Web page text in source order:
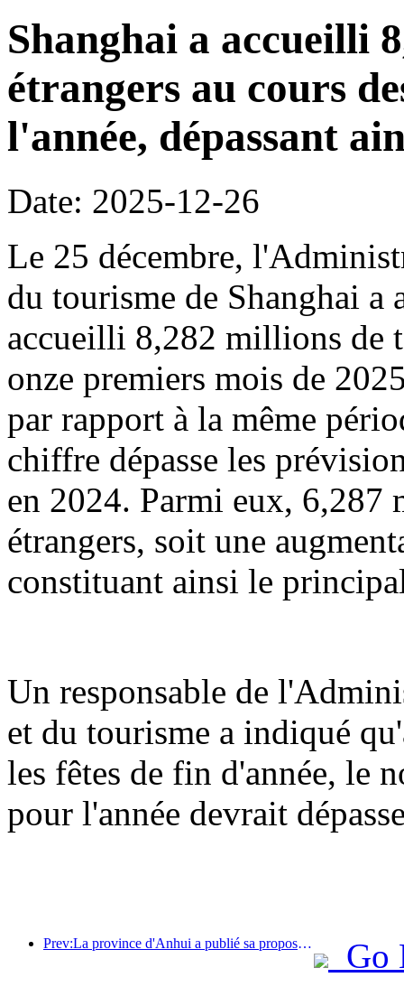
Shanghai a accueilli
étrangers au cours
l'année, dépassant
Date: 2025-12-26
Le 25 décembre,
du tourisme de Shanghai
accueilli 8,282 millions de
onze premiers mois de
par rapport à la même
chiffre dépasse les
en 2024. Parmi eux, 6,287
étrangers, soit une
constituant ainsi le
Un responsable de
et du tourisme a indiqué
les fêtes de fin d'année, le
pour l'année devrait
Prev:La province d'Anhui a publié sa proposition de « 15e plan quinquennal », visant à faire du tourisme culturel un secteur pilier.
Go